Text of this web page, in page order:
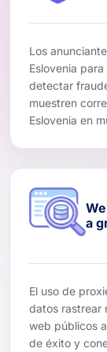
Los
Eslovenia
detectar
muestren
Eslovenia en
a
El uso de
datos rastrear
web públicos
de éxito y